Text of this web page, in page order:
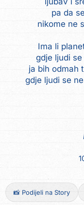
pa da
nikome ne
Ima li
gdje ljudi
ja bih odmah
gdje ljudi se
📸 Podijeli na Story